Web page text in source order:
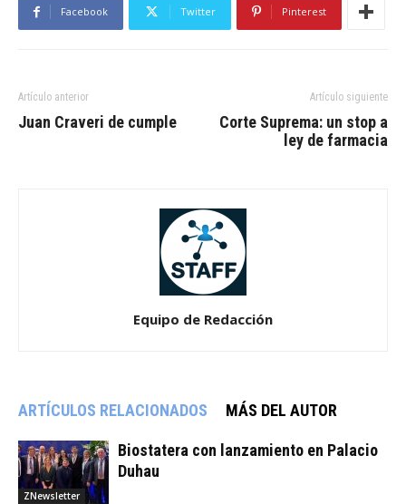
Facebook Twitter Pinterest
Artículo anterior
Juan Craveri de cumple
Artículo siguiente
Corte Suprema: un stop a
ley de farmacia
Equipo de Redacción
ARTÍCULOS RELACIONADOS MÁS DEL AUTOR
ZNewsletter
Biostatera con lanzamiento en Palacio
Duhau